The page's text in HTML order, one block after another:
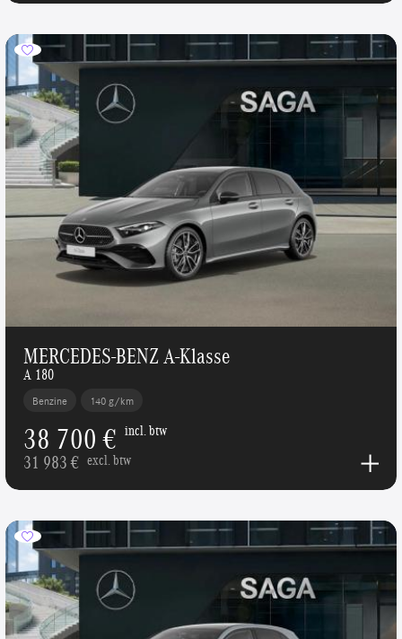
MERCEDES-BENZ A-Klasse
A 180
Benzine 140 g/km
38 700 € incl. btw
31 983 € excl. btw